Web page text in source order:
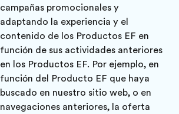
campañas promocionales y
adaptando la experiencia y el
contenido de los Productos EF en
función de sus actividades anteriores
en los Productos EF. Por ejemplo, en
función del Producto EF que haya
buscado en nuestro sitio web, o en
navegaciones anteriores, la oferta